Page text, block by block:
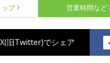
ップ 営業時間など
X(旧Twitter)でシェア